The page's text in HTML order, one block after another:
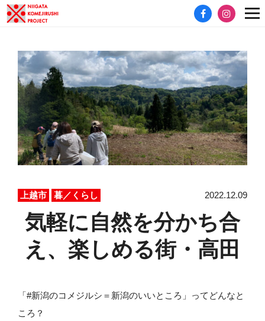
上越市 暮／くらし 2022.12.09
気軽に自然を分かち合
え、楽しめる街・高田
「#新潟のコメジルシ＝新潟のいいところ」ってどんなと
ころ？